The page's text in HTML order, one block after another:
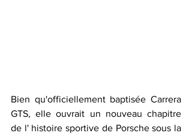
Bien qu'officiellement baptisée Carrera
GTS, elle ouvrait un nouveau chapitre
de l' histoire sportive de Porsche sous la